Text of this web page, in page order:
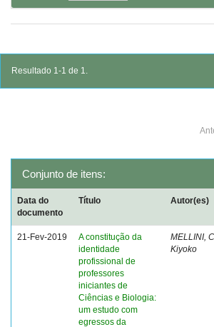
Resultado 1-1 de 1.
Conjunto de itens:
Data do
documento
Título Autor(es)
21-Fev-2019
A constitução da
identidade
profissional de
professores
iniciantes de
Ciências e Biologia:
um estudo com
egressos da
MELLINI,
Kiyoko